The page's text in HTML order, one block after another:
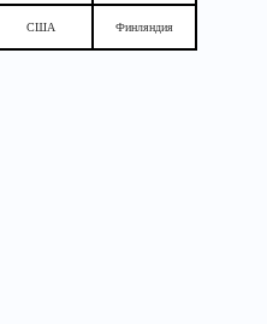
США Финляндия